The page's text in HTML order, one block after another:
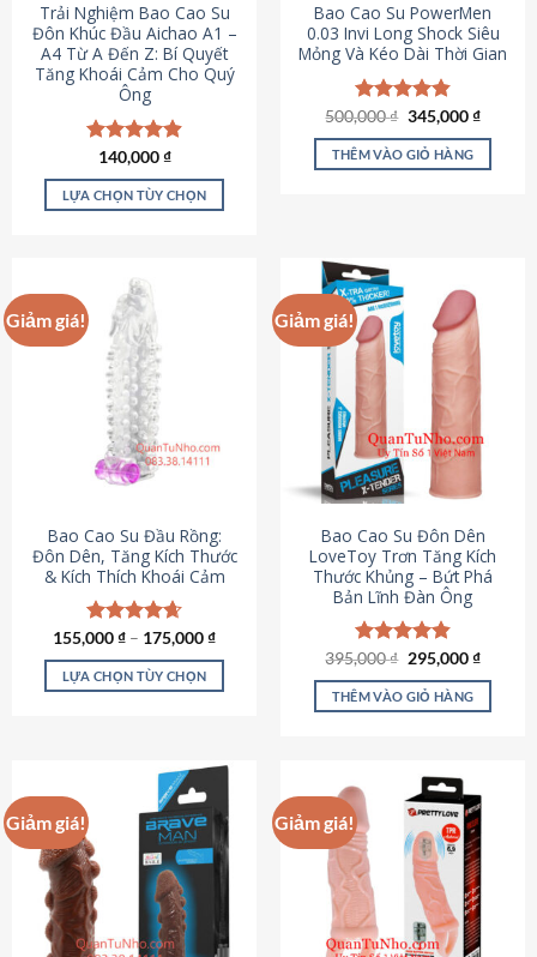
Trải Nghiệm Bao Cao Su
Đôn Khúc Đầu Aichao A1 –
A4 Từ A Đến Z: Bí Quyết
Tăng Khoái Cảm Cho Quý
Ông
Được xếp
hạng4.88
5 sao
140,000₫
LỰA CHỌN TÙY CHỌN
có
nhiều
biến
thể.
Các
tùy
chọn
có
chọn
trên
trang
sản
phẩm
Bao Cao Su PowerMen
0.03 Invi Long Shock Siêu
Mỏng Và Kéo Dài Thời Gian
Được xếp
hạng4.85
5 sao
500,000₫ Giá
là:
500,000 ₫.
345,000₫Giá
tại
THÊM VÀO GIỎ HÀNG
Giảm giá!
Bao Cao Su Đầu Rồng:
Đôn Dên, Tăng Kích Thước
& Kích Thích Khoái Cảm
Được xếp
hạng4.69
5 sao
155,000₫ – 175,000₫
LỰA CHỌN TÙY CHỌN
nhiều
biến
thể.
Các
tùy
chọn
Giảm giá!
Bao Cao Su Đôn Dên
LoveToy Trơn Tăng Kích
Thước Khủng – Bứt Phá
Bản Lĩnh Đàn Ông
Được xếp
hạng4.82
5 sao
395,000₫ Giá
là:
395,000 ₫.
295,000₫Giá
tại
THÊM VÀO GIỎ HÀNG
Giảm giá! Giảm giá!